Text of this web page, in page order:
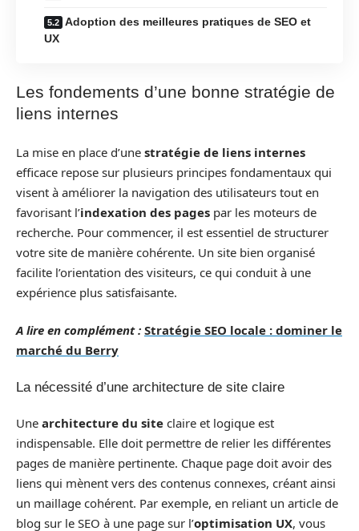
Adoption des meilleures pratiques de SEO et
UX
Les fondements d’une bonne stratégie de
liens internes
La mise en place d’une stratégie de liens internes
efficace repose sur plusieurs principes fondamentaux qui
visent à améliorer la navigation des utilisateurs tout en
favorisant l’indexation des pages par les moteurs de
recherche. Pour commencer, il est essentiel de structurer
votre site de manière cohérente. Un site bien organisé
facilite l’orientation des visiteurs, ce qui conduit à une
expérience plus satisfaisante.
A lire en complément : Stratégie SEO locale : dominer le
marché du Berry
La nécessité d’une architecture de site claire
Une architecture du site claire et logique est
indispensable. Elle doit permettre de relier les différentes
pages de manière pertinente. Chaque page doit avoir des
liens qui mènent vers des contenus connexes, créant ainsi
un maillage cohérent. Par exemple, en reliant un article de
blog sur le SEO à une page sur l’optimisation UX, vous